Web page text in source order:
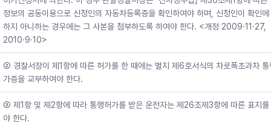
정보의 공동이용으로 신청인의 자동차등록증을 확인하여야 하며, 신청인이 확인
하지 아니하는 경우에는 그 사본을 첨부하도록 하여야 한다. <개정 2009·11·27,
2010·9·10>
② 경찰서장이 제1항에 따른 허가를 한 때에는 별지 제6호서식의 차로폭초과차 통
가증을 교부하여야 한다.
③ 제1항 및 제2항에 따라 통행허가를 받은 운전자는 제26조제3항에 따른 표지를
야 한다.